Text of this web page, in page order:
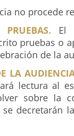
no procede
El
pruebas o
de la
LA
lectura al
sobre la
decretarán